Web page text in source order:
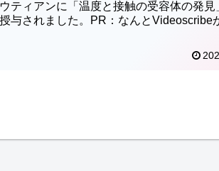
ティアンに「温度と接触の受容体の発見
与されました。PR：なんとVideoscribe